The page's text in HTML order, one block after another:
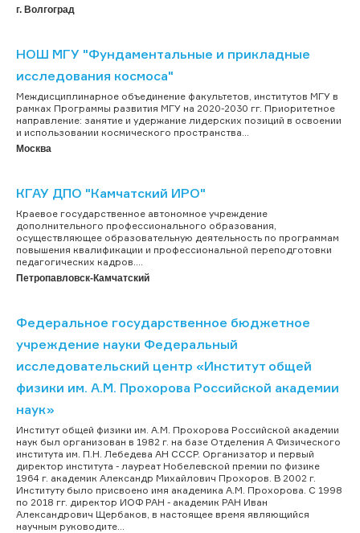
г. Волгоград
НОШ МГУ "Фундаментальные и прикладные
исследования космоса"
Междисциплинарное объединение факультетов, институтов МГУ в
рамках Программы развития МГУ на 2020-2030 гг. Приоритетное
направление: занятие и удержание лидерских позиций в освоении
и использовании космического пространства...
Москва
КГАУ ДПО "Камчатский ИРО"
Краевое государственное автономное учреждение
дополнительного профессионального образования,
осуществляющее образовательную деятельность по программам
повышения квалификации и профессиональной переподготовки
педагогических кадров....
Петропавловск-Камчатский
Федеральное государственное бюджетное
учреждение науки Федеральный
исследовательский центр «Институт общей
физики им. А.М. Прохорова Российской академии
наук»
Институт общей физики им. А.М. Прохорова Российской академии
наук был организован в 1982 г. на базе Отделения А Физического
института им. П.Н. Лебедева АН СССР. Организатор и первый
директор института - лауреат Нобелевской премии по физике
1964 г. академик Александр Михайлович Прохоров. В 2002 г.
Институту было присвоено имя академика А.М. Прохорова. C 1998
по 2018 гг. директор ИОФ РАН - академик РАН Иван
Александрович Щербаков, в настоящее время являющийся
научным руководите...